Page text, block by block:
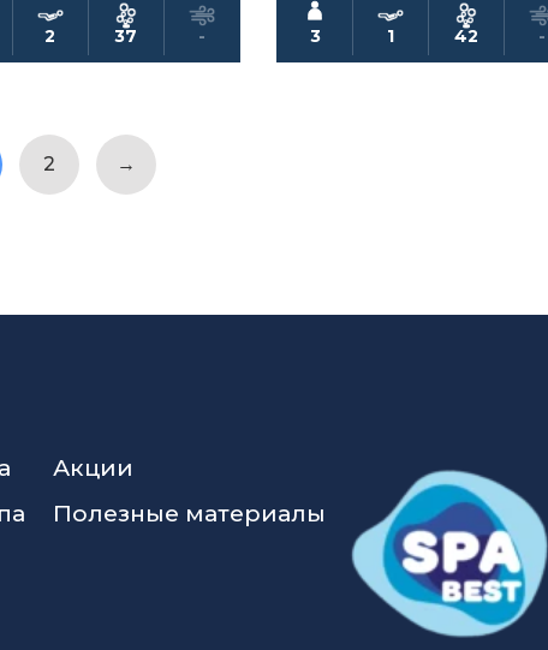
2 37 - 3 1 42 -
2 →
Акции
Полезные материалы